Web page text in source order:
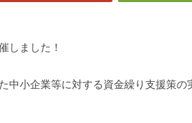
しました！
中小企業等に対する資金繰り支援策の